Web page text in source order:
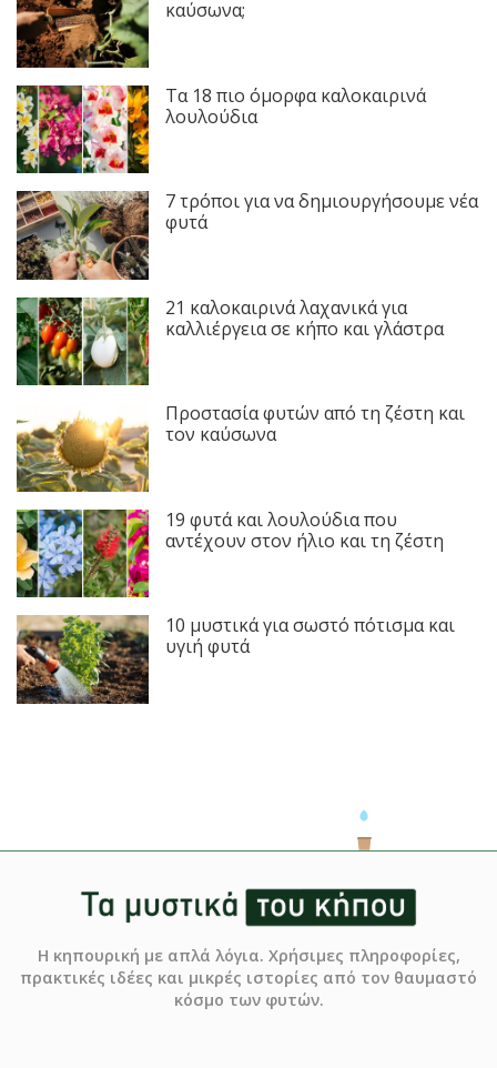
καύσωνα;
Τα 18 πιο όμορφα καλοκαιρινά
λουλούδια
7 τρόποι για να δημιουργήσουμε νέα
φυτά
21 καλοκαιρινά λαχανικά για
καλλιέργεια σε κήπο και γλάστρα
Προστασία φυτών από τη ζέστη και
τον καύσωνα
19 φυτά και λουλούδια που
αντέχουν στον ήλιο και τη ζέστη
10 μυστικά για σωστό πότισμα και
υγιή φυτά
Η κηπουρική με απλά λόγια. Χρήσιμες πληροφορίες,
πρακτικές ιδέες και μικρές ιστορίες από τον θαυμαστό
κόσμο των φυτών.